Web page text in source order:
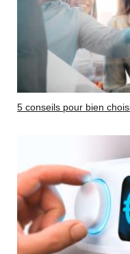
5 conseils pour bien